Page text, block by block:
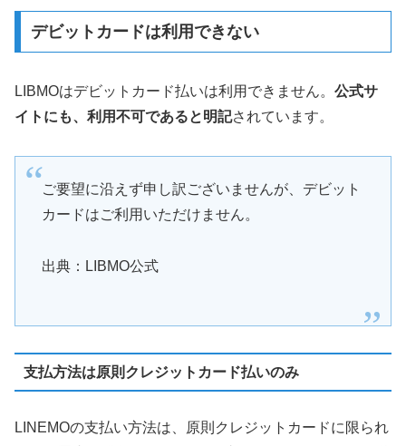
デビットカードは利用できない
LIBMOはデビットカード払いは利用できません。 公式サ
イトにも、利用不可であると明記されています。
ご要望に沿えず申し訳ございませんが、デビット
カードはご利用いただけません。
出典：LIBMO公式
支払方法は原則クレジットカード払いのみ
LINEMOの支払い方法は、原則クレジットカードに限られ